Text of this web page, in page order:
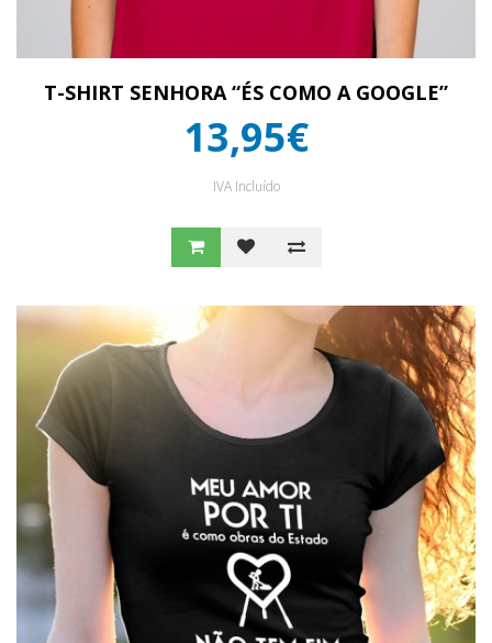
T-SHIRT SENHORA “ÉS COMO A GOOGLE”
13,95€
IVA Incluído